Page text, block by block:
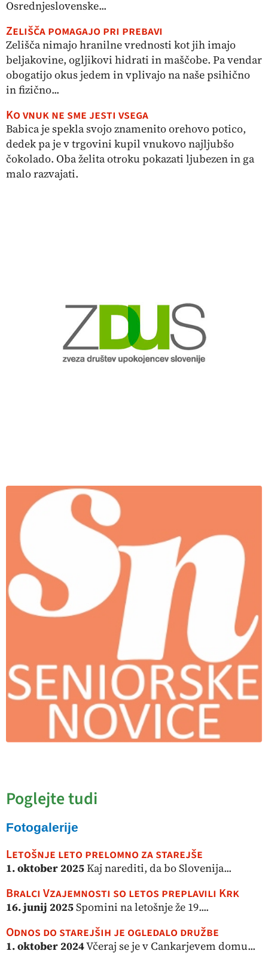
Osrednjeslovenske...
Zelišča pomagajo pri prebavi
Zelišča nimajo hranilne vrednosti kot jih imajo
beljakovine, ogljikovi hidrati in maščobe. Pa vendar
obogatijo okus jedem in vplivajo na naše psihično
in fizično...
Ko vnuk ne sme jesti vsega
Babica je spekla svojo znamenito orehovo potico,
dedek pa je v trgovini kupil vnukovo najljubšo
čokolado. Oba želita otroku pokazati ljubezen in ga
malo razvajati.
Poglejte tudi
Fotogalerije
Letošnje leto prelomno za starejše
1. oktober 2025Kaj narediti, da bo Slovenija...
Bralci Vzajemnosti so letos preplavili Krk
16. junij 2025Spomini na letošnje že 19....
Odnos do starejših je ogledalo družbe
1. oktober 2024Včeraj se je v Cankarjevem domu...